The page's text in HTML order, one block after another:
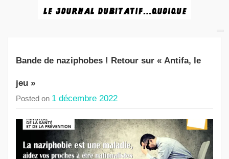
Bande de naziphobes ! Retour sur « Antifa, le
jeu »
Posted on 1 décembre 2022